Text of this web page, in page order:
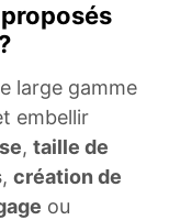
large gamme
embellir
, taille de
, création de
ou